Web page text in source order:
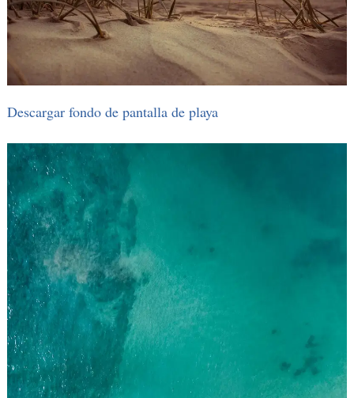
Descargar fondo de pantalla de playa